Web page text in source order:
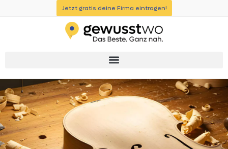
Jetzt gratis deine Firma eintragen!